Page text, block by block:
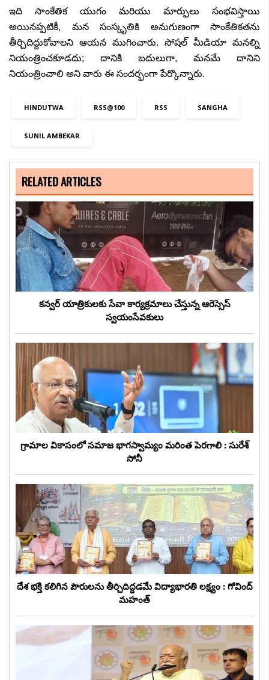
ఇది సాంకేతిక యుగం మరియు మార్పులు సంభవిస్తాయి
అయినప్పటికీ, మన సంస్కృతికి అనుగుణంగా సాంకేతికతను
తీర్చిదిద్దుకోవాలని ఆయన ముగించారు. సోషల్ మీడియా మనల్ని
నియంత్రించకూడదు; దానికి బదులుగా, మనమే దానిని
నియంత్రించాలి అని వారు ఈ సందర్భంగా పేర్కొన్నారు.
HINDUTWA RSS@100 RSS SANGHA
SUNIL AMBEKAR
RELATED ARTICLES
కన్వర్ యాత్రికులకు సేవా కార్యక్రమాలు చేస్తున్న ఆరెస్సెస్
స్వయంసేవకులు
గ్రామాల వికాసంలో సమాజ భాగస్వామ్యం మరింత పెరగాలి : సురేశ్
సోనీ
దేశ భక్తి కలిగిన పౌరులను తీర్చిదిద్దడమే విద్యాభారతి లక్ష్యం : గోవింద్
మహంత్